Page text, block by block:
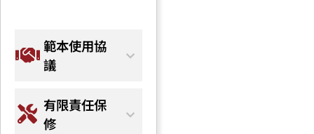
範本使用協
議
有限責任保
修